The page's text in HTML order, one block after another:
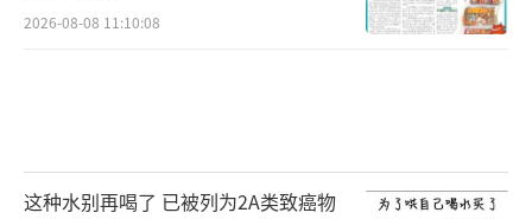
2026-08-08 11:10:08
这种水别再喝了 已被列为2A类致癌物